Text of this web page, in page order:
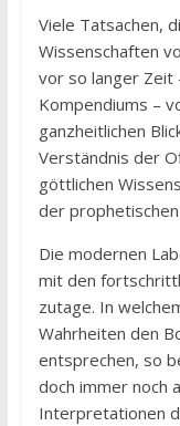
Viele Tatsachen,
Wissenschaften
vor so langer Zeit
Kompendiums –
ganzheitlichen
Verständnis der
göttlichen
der
Die modernen
mit den
zutage. In
Wahrheiten den
entsprechen, so
doch immer noch
Interpretationen